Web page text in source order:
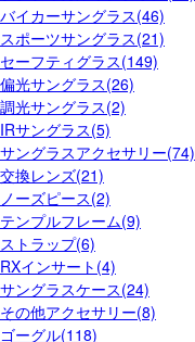
バイカーサングラス(46)
スポーツサングラス(21)
セーフティグラス(149)
偏光サングラス(26)
調光サングラス(2)
IRサングラス(5)
サングラスアクセサリー(74)
交換レンズ(21)
ノーズピース(2)
テンプルフレーム(9)
ストラップ(6)
RXインサート(4)
サングラスケース(24)
その他アクセサリー(8)
ゴーグル(118)